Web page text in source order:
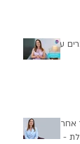
על
-